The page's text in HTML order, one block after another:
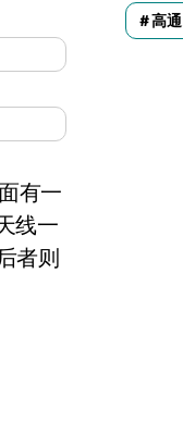
有一
线一
者则
高通